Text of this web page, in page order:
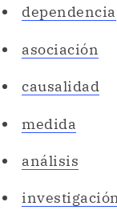
dependencia
asociación
causalidad
medida
análisis